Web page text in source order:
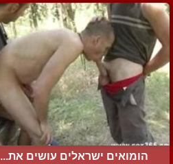
הומואים ישראלים עושים את...